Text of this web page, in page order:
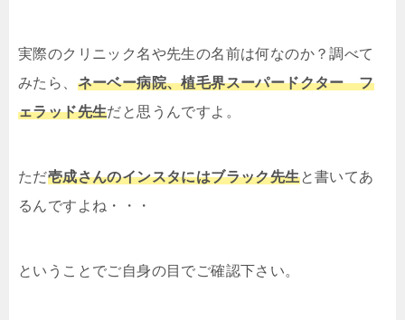
実際のクリニック名や先生の名前は何なのか？調べて
みたら、 ネーベー病院、植毛界スーパードクター フ
ェラッド先生だと思うんですよ。
ただ壱成さんのインスタにはブラック先生と書いてあ
るんですよね・・・
ということでご自身の目でご確認下さい。